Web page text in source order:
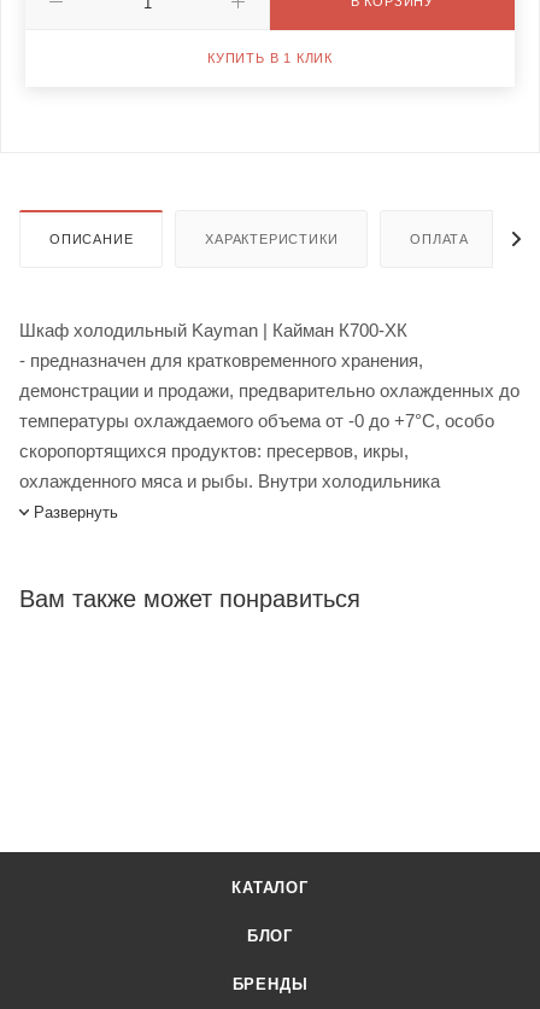
КУПИТЬ В 1 КЛИК
ОПИСАНИЕ ХАРАКТЕРИСТИКИ ОПЛАТА
Шкаф холодильный Kayman | Кайман К700-ХК
- предназначен для кратковременного хранения,
демонстрации и продажи, предварительно охлажденных до
температуры охлаждаемого объема от -0 до +7°С, особо
скоропортящихся продуктов: пресервов, икры,
охлажденного мяса и рыбы. Внутри холодильника
находится специальная эргономичная светодиодная
ставить оборудование на неровную поверхность.
стоимость и характеристики товара вы можете у наших
холодильный Kayman К700-ХК от официального
Развернуть
Вам также может понравиться
КАТАЛОГ
БЛОГ
БРЕНДЫ